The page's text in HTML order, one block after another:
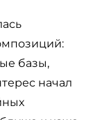
базы,
начал